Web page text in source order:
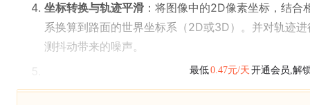
坐标转换与轨迹平滑 ：将图像中的2D像素坐标，结
系换算到路面的世界坐标系（2D或3D）。并对轨迹
测抖动带来的噪声。
最低0.47元/天 开通会员,解